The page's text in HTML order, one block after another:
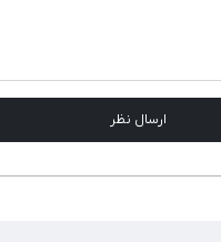
ارسال نظر